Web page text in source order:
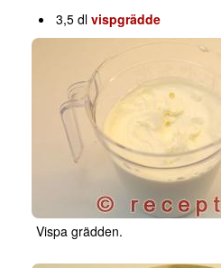
3,5 dlvispgrädde
Vispa grädden.